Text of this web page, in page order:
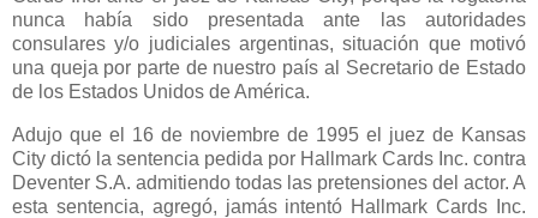
nunca había sido presentada ante las autoridades
consulares y/o judiciales argentinas, situación que motivó
una queja por parte de nuestro país al Secretario de Estado
de los Estados Unidos de América.
Adujo que el 16 de noviembre de 1995 el juez de Kansas
City dictó la sentencia pedida por Hallmark Cards Inc. contra
Deventer S.A. admitiendo todas las pretensiones del actor. A
esta sentencia, agregó, jamás intentó Hallmark Cards Inc.